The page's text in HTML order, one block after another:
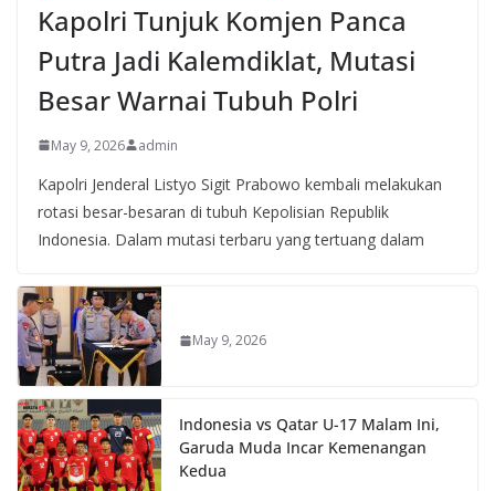
Kapolri Tunjuk Komjen Panca
Putra Jadi Kalemdiklat, Mutasi
Besar Warnai Tubuh Polri
May 9, 2026 admin
Kapolri Jenderal Listyo Sigit Prabowo kembali melakukan
rotasi besar-besaran di tubuh Kepolisian Republik
Indonesia. Dalam mutasi terbaru yang tertuang dalam
May 9, 2026
Indonesia vs Qatar U-17 Malam Ini,
Garuda Muda Incar Kemenangan
Kedua